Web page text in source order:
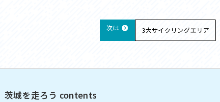
次は 3大サイクリングエリア
茨城を走ろう contents